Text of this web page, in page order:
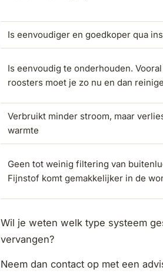
Is eenvoudiger en goedkoper qua
Is eenvoudig te onderhouden.
roosters moet je zo nu en dan
Verbruikt minder stroom, maar
warmte
Geen tot weinig filtering van
Fijnstof komt gemakkelijker in de
Wil je weten welk type systeem
vervangen?
Neem dan contact op met een